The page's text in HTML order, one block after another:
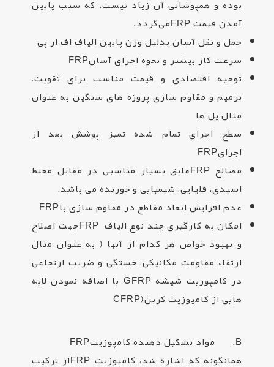
بوده و همپوشانی آن زیاد نیست. که سبب پایین
آمدن قیمتFRPمی‌گردد.
حمل و نقل آسان بدلیل وزن پایین الیاف اف ار پی
سرعت کار بیشتر و نحوه اجرای آسانFRP
توجیه اقتصادی و قیمت مناسب برای تقویت،
ترمیم و مقاوم سازی پروژه های سنگین به عنوان
مثال پل ها
سطح اجرای تمام شده تمیز پوشش بعد از
اجرایFRP
مصالحFRPعایق بسیار مناسبی در مقابل محیط
اسیدی، قلیایی، شیمیایی و خورنده می باشد.
عدم افزایش ابعاد مقاطع در مقاوم سازی باFRP
امکان به کارگیری چند نوع الیاف FRPجهت اصلاح
و بهبود خواص هر کدام از آنها ( به عنوان مثال
ارتقاء مقاومت مکانیکی، خستگی و ضریب ارتجاعی
در کامپوزیت شیشه GFRP با اضافه نمودن لایه
هایی از کامپوزیت کربنCFRP)
B. مواد تشکیل دهنده کامپوزیت
FRP
همانگونه که اشاره شد، کامپوزیت FRPاز ترکیب